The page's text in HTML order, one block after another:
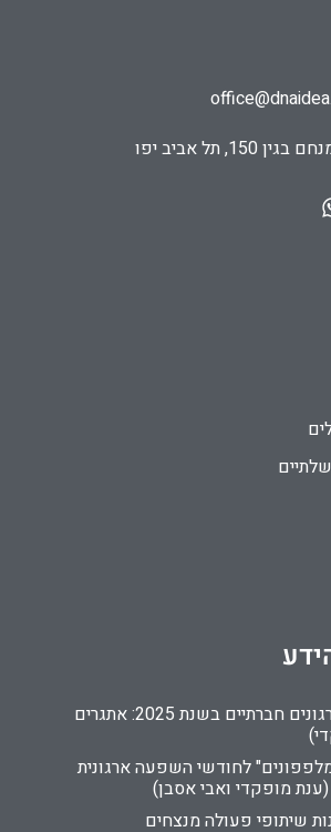
ניהול כוח אדם בארגונים חברתיים בשנת 2025: אתגרים
לחודשי השפעה ארגונית
מופקדי ואבי אסבן)
שיתופי פעולה מנצחים